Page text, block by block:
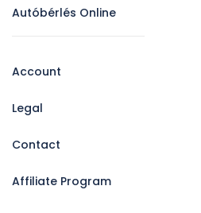
Autóbérlés Online
Account
Legal
Contact
Affiliate Program